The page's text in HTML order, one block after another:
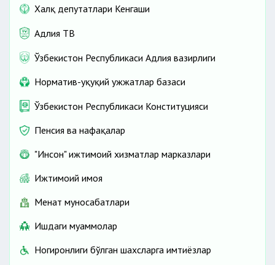
Халқ депутатлари Кенгаши
Адлия ТВ
Ўзбекистон Республикаси Адлия вазирлиги
Норматив-ҳуқуқий ҳужжатлар базаси
Ўзбекистон Республикаси Конституцияси
Пенсия ва нафақалар
"Инсон" ижтимоий хизматлар марказлари
Ижтимоий ҳимоя
Меҳнат муносабатлари
Ишдаги муаммолар
Ногиронлиги бўлган шахсларга имтиёзлар